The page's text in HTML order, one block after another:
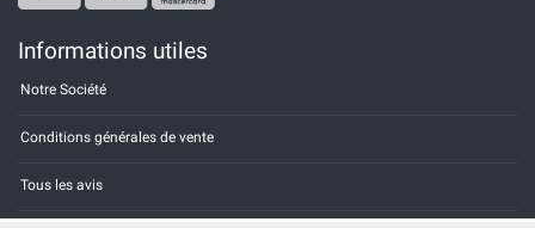
Informations utiles
Notre Société
Conditions générales de vente
Tous les avis